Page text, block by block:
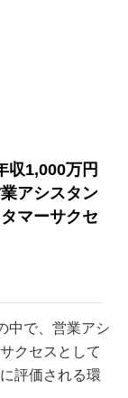
収1,000万円
アシスタン
マーサクセ
中で、営業アシ
クセスとして
評価される環